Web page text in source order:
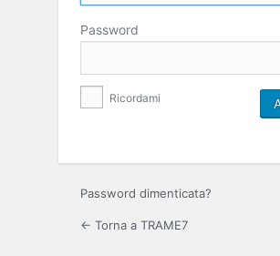
Password
Ricordami
Password dimenticata?
← Torna a TRAME7